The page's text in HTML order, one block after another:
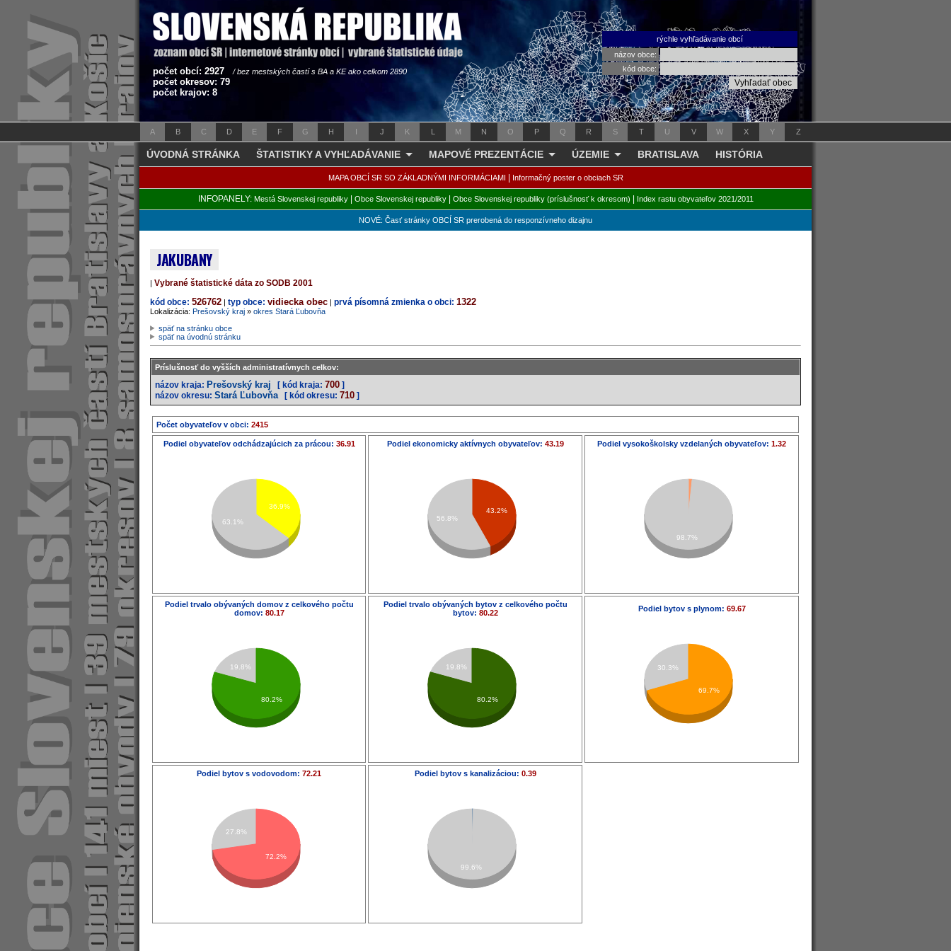
počet obcí: 2927 / bez mestských častí s BA a KE ako celkom 2890
počet okresov: 79
počet krajov: 8
rýchle vyhľadávanie obcí
názov obce:
kód obce:
A B C D E F G H I J K L M N O P Q R S T U V W X Y Z
ÚVODNÁ STRÁNKA ŠTATISTIKY A VYHĽADÁVANIE MAPOVÉ PREZENTÁCIE ÚZEMIE BRATISLAVA HISTÓRIA
MAPA OBCÍ SR SO ZÁKLADNÝMI INFORMÁCIAMI Informačný poster o obciach SR
INFOPANELY: Mestá Slovenskej republiky| Obce Slovenskej republiky| Obce Slovenskej republiky (príslušnosť k okresom) Index rastu obyvateľov 2021/2011
NOVÉ: Časť stránky OBCÍ SR prerobená do responzívneho dizajnu
JAKUBANY
| Vybrané štatistické dáta zo SODB 2001
kód obce: 526762 | typ obce: vidiecka obec | prvá písomná zmienka o obci: 1322
Lokalizácia: Prešovský kraj » okres Stará Ľubovňa
späť na stránku obce
späť na úvodnú stránku
Príslušnosť do vyšších administratívnych celkov:
názov kraja: Prešovský kraj [ kód kraja: 700 ]
názov okresu: Stará Ľubovňa [ kód okresu: 710 ]
Počet obyvateľov v obci: 2415
Podiel obyvateľov odchádzajúcich za prácou: 36.91
36.9%
63.1%
Podiel ekonomicky aktívnych obyvateľov: 43.19
43.2%
56.8%
Podiel vysokoškolsky vzdelaných obyvateľov: 1.32
98.7%
Podiel trvalo obývaných domov z celkového počtu
domov: 80.17
19.8%
80.2%
Podiel trvalo obývaných bytov z celkového počtu
bytov: 80.22
19.8%
80.2%
Podiel bytov s plynom: 69.67
30.3%
69.7%
Podiel bytov s vodovodom: 72.21
27.8%
72.2%
Podiel bytov s kanalizáciou: 0.39
99.6%